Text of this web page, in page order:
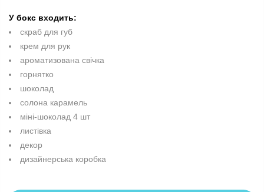
У бокс входить:
скраб для губ
крем для рук
ароматизована свічка
горнятко
шоколад
солона карамель
міні-шоколад 4 шт
листівка
декор
дизайнерська коробка